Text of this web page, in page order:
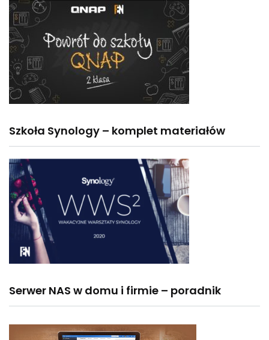
Szkoła Synology – komplet materiałów
Serwer NAS w domu i firmie – poradnik